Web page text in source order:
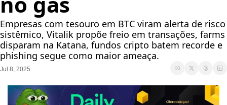
Empresas com tesouro em BTC viram alerta de risco
sistêmico, Vitalik propõe freio em transações, farms
disparam na Katana, fundos cripto batem recorde e
phishing segue como maior ameaça.
Jul 8, 2025